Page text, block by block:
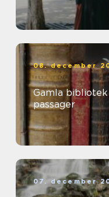
08. december
Gamla
passager
07. december